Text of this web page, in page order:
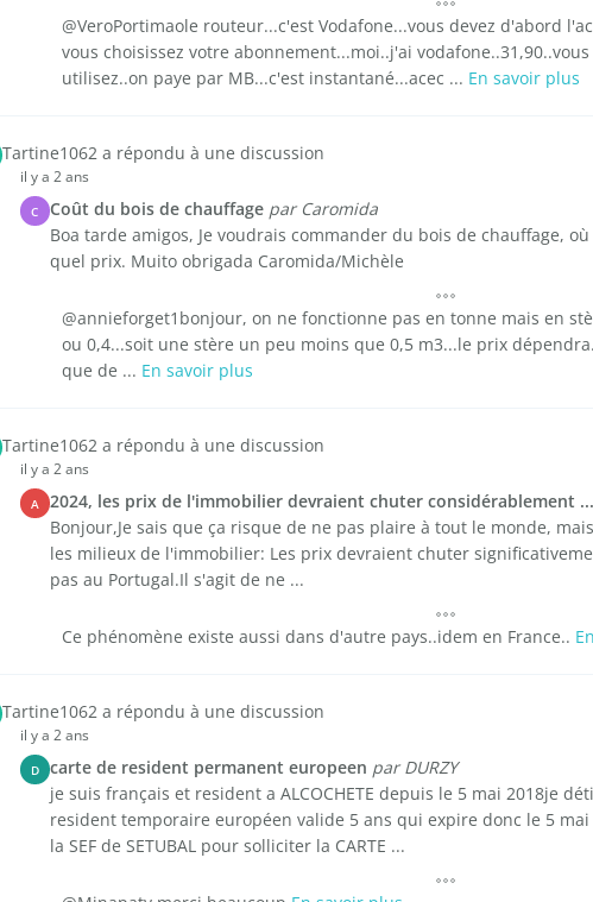
@VeroPortimaole routeur...c'est Vodafone...vous devez d'abord
vous choisissez votre abonnement...moi..j'ai
utilisez..on paye par MB...c'est instantané...acec ... En savoir plus
Tartine1062 a répondu à une discussion
il y a 2 ans
C Coût du bois de chauffage par Caromida
Boa tarde amigos, Je voudrais commander du bois de chauffage,
quel prix. Muito obrigada Caromida/Michèle
@annieforget1bonjour, on ne fonctionne pas en tonne mais en
ou 0,4...soit une stère un peu moins que 0,5 m3...le prix
que de ... En savoir plus
Tartine1062 a répondu à une discussion
il y a 2 ans
A 2024, les prix de l'immobilier devraient chuter considérablement ...
Bonjour,Je sais que ça risque de ne pas plaire à tout le monde,
les milieux de l'immobilier: Les prix devraient chuter
pas au Portugal.Il s'agit de ne ...
Ce phénomène existe aussi dans d'autre pays..idem en France..
Tartine1062 a répondu à une discussion
il y a 2 ans
D carte de resident permanent europeen par DURZY
je suis français et resident a ALCOCHETE depuis le 5 mai 2018je
resident temporaire européen valide 5 ans qui expire donc le 5
la SEF de SETUBAL pour solliciter la CARTE ...